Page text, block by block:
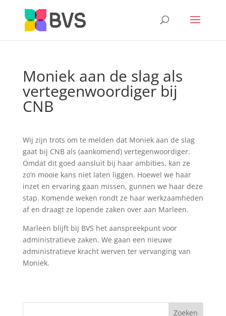
Moniek aan de slag als
vertegenwoordiger bij
CNB
Wij zijn trots om te melden dat Moniek aan de slag
gaat bij CNB als (aankomend) vertegenwoordiger.
Omdat dit goed aansluit bij haar ambities, kan ze
zo’n mooie kans niet laten liggen. Hoewel we haar
inzet en ervaring gaan missen, gunnen we haar deze
stap. Komende weken rondt ze haar werkzaamheden
af en draagt ze lopende zaken over aan Marleen.
Marleen blijft bij BVS het aanspreekpunt voor
administratieve zaken. We gaan een nieuwe
administratieve kracht werven ter vervanging van
Moniek.